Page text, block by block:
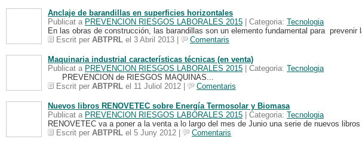
Anclaje de barandillas en superficies horizontales
Publicat a PREVENCION RIESGOS LABORALES 2015 | Categoria: Tecnologia
En las obras de construcción, las barandillas son un elemento fundamental para prevenir
Escrit per ABTPRL el 3 Abril 2013 | Comentaris
Maquinaria industrial características técnicas (en venta)
Publicat a PREVENCION RIESGOS LABORALES 2015 | Categoria: Tecnologia
PREVENCION de RIESGOS MAQUINAS...
Escrit per ABTPRL el 11 Juliol 2012 | Comentaris
Nuevos libros RENOVETEC sobre Energía Termosolar y Biomasa
Publicat a PREVENCION RIESGOS LABORALES 2015 | Categoria: Tecnologia
RENOVETEC va a poner a la venta a lo largo del mes de Junio una serie de nuevos
Escrit per ABTPRL el 5 Juny 2012 | Comentaris